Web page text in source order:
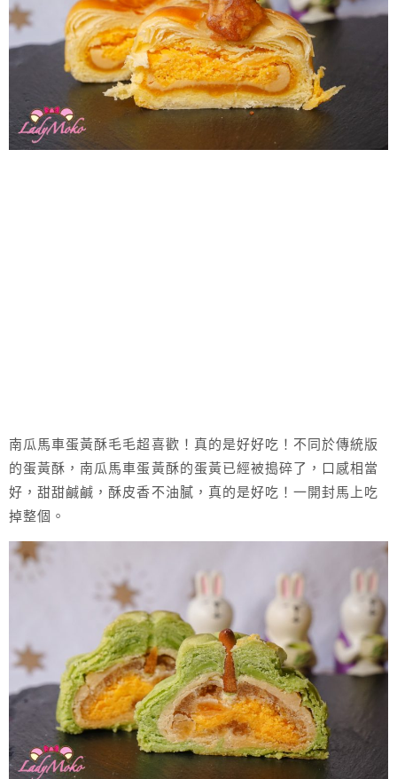
南瓜馬車蛋黃酥毛毛超喜歡！真的是好好吃！不同於傳統版
的蛋黃酥，南瓜馬車蛋黃酥的蛋黃已經被搗碎了，口感相當
好，甜甜鹹鹹，酥皮香不油膩，真的是好吃！一開封馬上吃
掉整個。